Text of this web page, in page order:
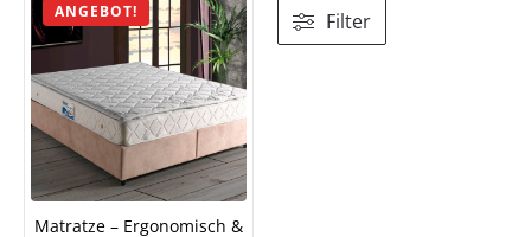
ANGEBOT!
Matratze – Ergonomisch &
Filter